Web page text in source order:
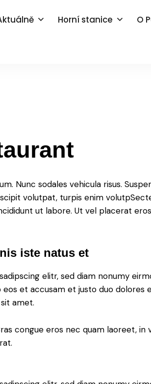
Horní stanice O
Nunc sodales vehicula risus.
volutpat, turpis enim
ut labore. Ut vel placerat
iste natus et
elitr, sed diam nonumy
et accusam et justo duo
amet.
congue eros nec quam laoreet,